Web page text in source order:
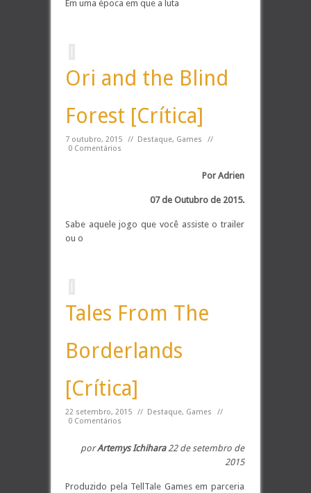
Em uma época em que a luta
Ori and the Blind
Forest [Crítica]
7 outubro, 2015 // Destaque, Games
//
0 Comentários
Por Adrien
07 de Outubro de 2015.
Sabe aquele jogo que você assiste o trailer
ou o
Tales From The
Borderlands
[Crítica]
22 setembro, 2015 // Destaque, Games
//
0 Comentários
porArtemys Ichihara 22 de setembro de
2015
Produzido pela TellTale Games em parceria